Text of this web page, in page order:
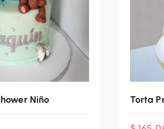
Niño Torta